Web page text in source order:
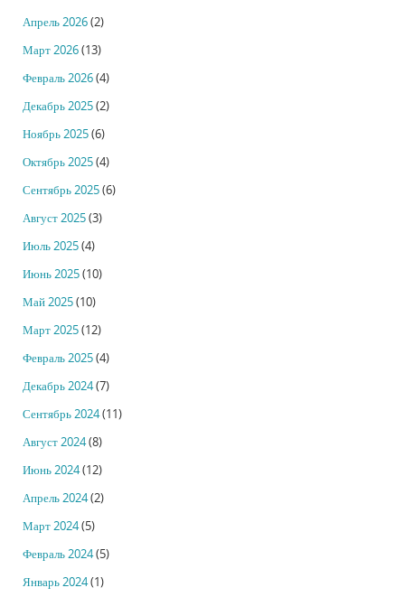
Апрель 2026(2)
Март 2026(13)
Февраль 2026(4)
Декабрь 2025(2)
Ноябрь 2025(6)
Октябрь 2025(4)
Сентябрь 2025(6)
Август 2025(3)
Июль 2025(4)
Июнь 2025(10)
Май 2025(10)
Март 2025(12)
Февраль 2025(4)
Декабрь 2024(7)
Сентябрь 2024(11)
Август 2024(8)
Июнь 2024(12)
Апрель 2024(2)
Март 2024(5)
Февраль 2024(5)
Январь 2024(1)